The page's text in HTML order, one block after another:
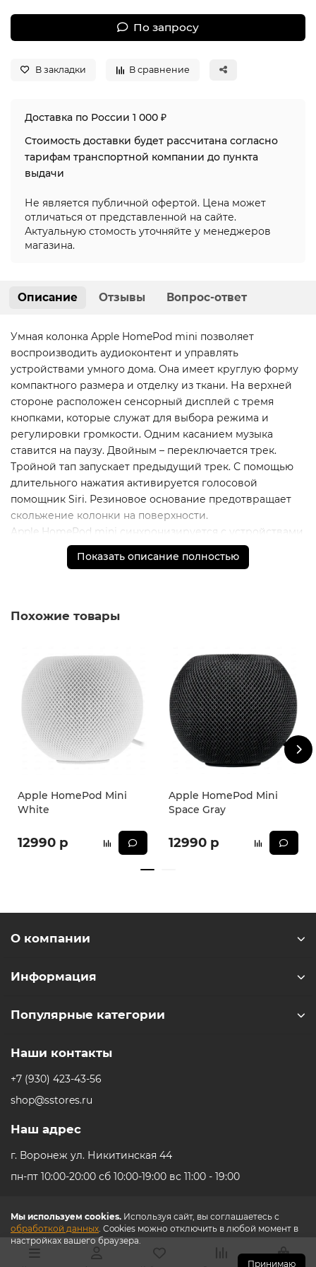
По запросу
В закладки В сравнение
Доставка по России 1 000 ₽
Стоимость доставки будет рассчитана согласно
тарифам транспортной компании до пункта
выдачи
Не является публичной офертой. Цена может
отличаться от представленной на сайте.
Актуальную стомость уточняйте у менеджеров
магазина.
Описание Отзывы Вопрос-ответ
Умная колонка Apple HomePod mini позволяет
воспроизводить аудиоконтент и управлять
устройствами умного дома. Она имеет круглую форму
компактного размера и отделку из ткани. На верхней
стороне расположен сенсорный дисплей с тремя
кнопками, которые служат для выбора режима и
регулировки громкости. Одним касанием музыка
ставится на паузу. Двойным – переключается трек.
Тройной тап запускает предыдущий трек. С помощью
длительного нажатия активируется голосовой
помощник Siri. Резиновое основание предотвращает
скольжение колонки на поверхности.
Apple HomePod mini синхронизируется с устройствами
посредством технологий AirPlay, Bluetooth и Wi-Fi.
Акустическая система с одним динамиком и двумя
голос. Питание колонки осуществляется от сети.
порядок доставки и оплаты необходимо уточнять у
менеджеров магазина.
Показать описание полностью
Похожие товары
Apple HomePod Mini
White
12990 р
Apple HomePod Mini
Space Gray
12990 р
Мы используем cookies. Используя сайт, вы соглашаетесь с
обработкой данных. Cookies можно отключить в любой момент в
настройках вашего браузера.
Принимаю
О компании
Информация
Популярные категории
Наши контакты
+7 (930) 423-43-56
shop@sstores.ru
Наш адрес
г. Воронеж ул. Никитинская 44
пн-пт 10:00-20:00 сб 10:00-19:00 вс 11:00 - 19:00